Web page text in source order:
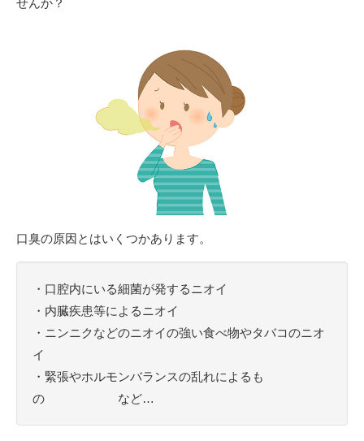
せんか？
口臭の原因とはいくつかあります。
・口腔内にいる細菌が発するニオイ
・内臓疾患等によるニオイ
・ニンニクなどのニオイの強い食べ物やタバコのニオ
イ
・緊張やホルモンバランスの乱れによるも
の など…